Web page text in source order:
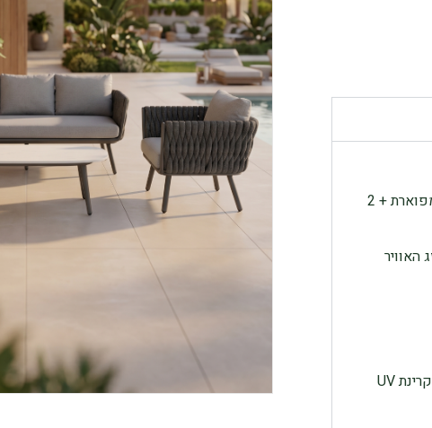
מערכת ישיבה למרפסת/ לגינה הכוללת ספה תלת מושבית מפוארת + 2
האוויר
מערכת עשויה מחומרים ברמה גבוהה העמידים לתנאי חוץ וקרינת UV